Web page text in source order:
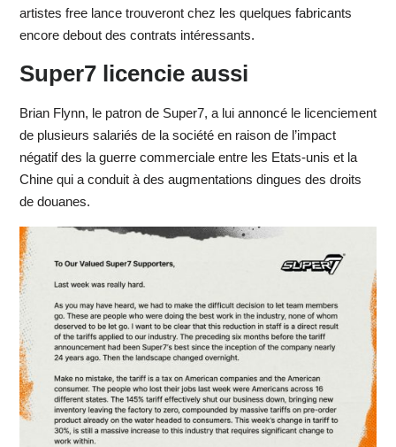
artistes free lance trouveront chez les quelques fabricants
encore debout des contrats intéressants.
Super7 licencie aussi
Brian Flynn, le patron de Super7, a lui annoncé le licenciement
de plusieurs salariés de la société en raison de l’impact
négatif des la guerre commerciale entre les Etats-unis et la
Chine qui a conduit à des augmentations dingues des droits
de douanes.